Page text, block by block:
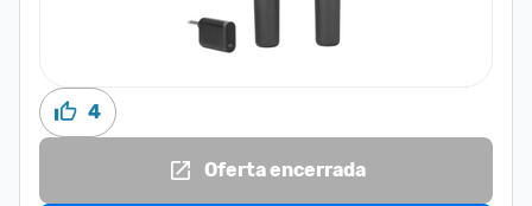
4
Oferta encerrada